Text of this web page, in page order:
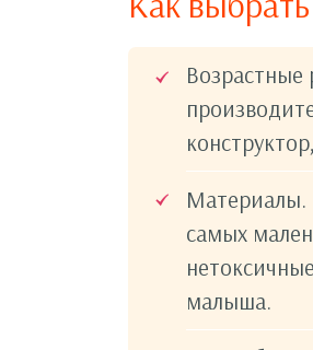
Материалы.
самых
малыша.